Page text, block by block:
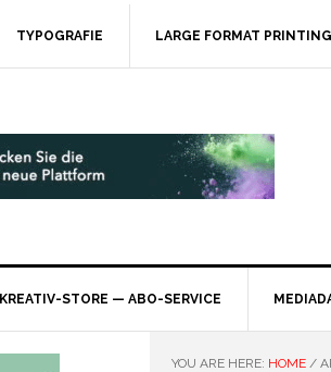
TYPOGRAFIE LARGE FORMAT PRINTING
KREATIV-STORE — ABO-SERVICE
YOU ARE HERE: HOME /